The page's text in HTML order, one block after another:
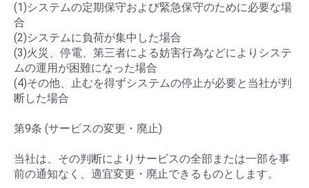
(1)システムの定期保守および緊急保守のために必要な場
合
(2)システムに負荷が集中した場合
(3)火災、停電、第三者による妨害行為などによりシステ
ムの運用が困難になった場合
(4)その他、止むを得ずシステムの停止が必要と当社が判
断した場合
第9条 (サービスの変更・廃止)
当社は、その判断によりサービスの全部または一部を事
前の通知なく、適宜変更・廃止できるものとします。